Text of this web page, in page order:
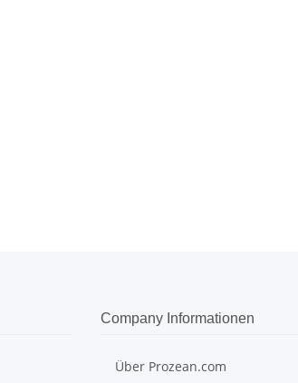
Company Informationen
Über Prozean.com